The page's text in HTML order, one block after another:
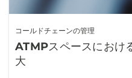
コールドチェーンの管理
ATMPスペースにおけ
大